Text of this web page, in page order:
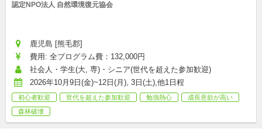
認定NPO法人 自然環境復元協会
鹿児島 [熊毛郡]
費用: 全プログラム費：132,000円
社会人・学生(大, 専)・シニア(世代を超えた参加歓迎)
2026年10月9日(金)~12日(月), 3日(土),他1日程
初心者歓迎 世代を超えた参加歓迎 勉強熱心
成長意欲が高い
森林破壊